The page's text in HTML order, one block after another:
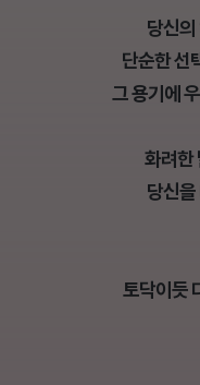
당신
단순한 선
그 용기에
화려한
당신
토닥이듯